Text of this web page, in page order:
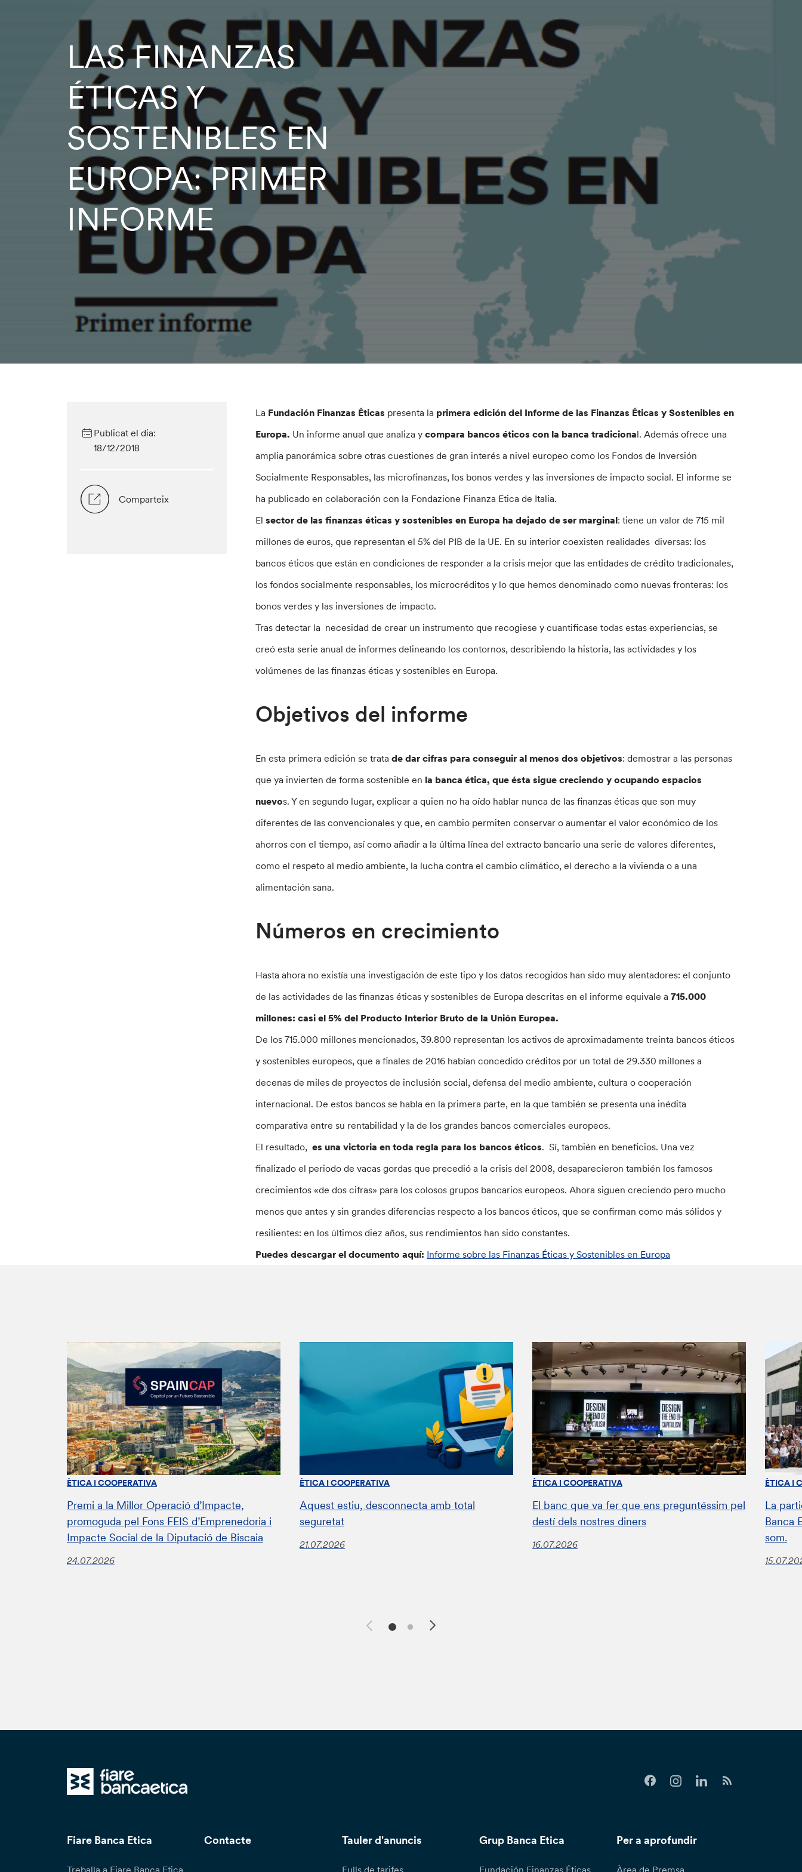
LAS FINANZAS
ÉTICAS Y
SOSTENIBLES EN
EUROPA: PRIMER
INFORME
Publicat el dia:
18/12/2018
Comparteix
La Fundación Finanzas Éticas presenta la primera edición del Informe de las Finanzas Éticas y Sostenibles en
Europa. Un informe anual que analiza ycompara bancos éticos con la banca tradicional. Además ofrece una
amplia panorámica sobre otras cuestiones de gran interés a nivel europeo como los Fondos de Inversión
Socialmente Responsables, las microfinanzas, los bonos verdes y las inversiones de impacto social. El informe se
ha publicado en colaboración con la Fondazione Finanza Etica de Italia.
Elsector de las finanzas éticas y sostenibles en Europa ha dejado de ser marginal: tiene un valor de 715 mil
millones de euros, que representan el 5% del PIB de la UE. En su interior coexisten realidades diversas: los
bancos éticos que están en condiciones de responder a la crisis mejor que las entidades de crédito tradicionales,
los fondos socialmente responsables, los microcréditos y lo que hemos denominado como nuevas fronteras: los
bonos verdes y las inversiones de impacto.
Tras detectar la necesidad de crear un instrumento que recogiese y cuantificase todas estas experiencias, se
creó esta serie anual de informes delineando los contornos, describiendo la historia, las actividades y los
volúmenes de las finanzas éticas y sostenibles en Europa.
Objetivos del informe
En esta primera edición se tratade dar cifras para conseguir al menos dos objetivos: demostrar a las personas
que ya invierten de forma sostenible en la banca ética, que ésta sigue creciendo y ocupando espacios
nuevos. Y en segundo lugar, explicar a quien no ha oído hablar nunca de las finanzas éticas que son muy
diferentes de las convencionales y que, en cambio permiten conservar o aumentar el valor económico de los
ahorros con el tiempo, así como añadir a la última línea del extracto bancario una serie de valores diferentes,
como el respeto al medio ambiente, la lucha contra el cambio climático, el derecho a la vivienda o a una
alimentación sana.
Números en crecimiento
Hasta ahora no existía una investigación de este tipo y los datos recogidos han sido muy alentadores: el conjunto
de las actividades de las finanzas éticas y sostenibles de Europa descritas en el informe equivale a715.000
millones: casi el 5% del Producto Interior Bruto de la Unión Europea.
De los 715.000 millones mencionados, 39.800 representan los activos de aproximadamente treinta bancos éticos
y sostenibles europeos, que a finales de 2016 habían concedido créditos por un total de 29.330 millones a
decenas de miles de proyectos de inclusión social, defensa del medio ambiente, cultura o cooperación
internacional. De estos bancos se habla en la primera parte, en la que también se presenta una inédita
comparativa entre su rentabilidad y la de los grandes bancos comerciales europeos.
El resultado,es una victoria en toda regla para los bancos éticos. Sí, también en beneficios. Una vez
finalizado el periodo de vacas gordas que precedió a la crisis del 2008, desaparecieron también los famosos
crecimientos «de dos cifras» para los colosos grupos bancarios europeos. Ahora siguen creciendo pero mucho
menos que antes y sin grandes diferencias respecto a los bancos éticos, que se confirman como más sólidos y
resilientes: en los últimos diez años, sus rendimientos han sido constantes.
Puedes descargar el documento aquí: Informe sobre las Finanzas Éticas y Sostenibles en Europa
ÈTICA I COOPERATIVA
Premi a la Millor Operació d’Impacte,
promoguda pel Fons FEIS d’Emprenedoria i
Impacte Social de la Diputació de Biscaia
24.07.2026
ÈTICA I COOPERATIVA
Aquest estiu, desconnecta amb total
seguretat
21.07.2026
ÈTICA I COOPERATIVA
El banc que va fer que ens preguntéssim pel
destí dels nostres diners
16.07.2026
ÈTICA I
La
Banca
som.
Fiare Banca Etica Contacte Tauler d'anuncis Grup Banca Etica Per a aprofundir